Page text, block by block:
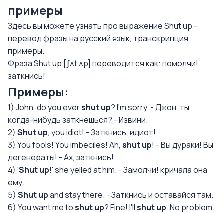
примеры
Здесь вы можете узнать про выражение Shut up -
перевод фразы на русский язык, транскрипция,
примеры.
Фраза Shut up [ʃʌt ʌp] переводится как: помолчи!
заткнись!
Примеры:
1) John, do you evershut up? I'm sorry. - Джон, ты
когда-нибудь заткнешься? - Извини.
2) Shut up, you idiot! - Заткнись, идиот!
3) You fools! You imbeciles! Ah, shut up! - Вы дураки! Вы
дегенераты! - Ах, заткнись!
4) 'Shut up!' she yelled at him. - Замолчи! кричала она
ему.
5) Shut upand stay there. - Заткнись и оставайся там.
6) You want me toshut up? Fine! I'llshut up. No problem.